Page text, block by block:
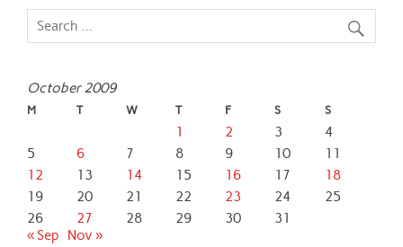
October 2009
M T W T F S S
1 2 3
4
5
6 7 8 9 10
11
12
13 14 15 16 17
18
19
20 21 22 23 24
25
26
27 28 29 30
31
« Sep
Nov »